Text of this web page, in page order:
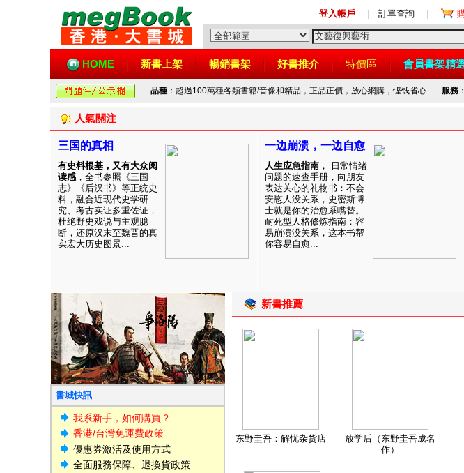
登入帳戶 訂單查詢
HOME 新書上架 暢銷書架 好書推介 特價區 會員書架精
品種 ：超過100萬種各類書籍/音像和精品，正品正價，放心網購，悭钱省心 服務
人氣關注
三国的真相
有史料根基，又有大众阅
读感 ，全书参照《三国
志》《后汉书》等正统史
料，融合近现代史学研
究、考古实证多重佐证，
杜绝野史戏说与主观臆
断，还原汉末至魏晋的真
实宏大历史图景...
一边崩溃，一边自愈
人生应急指南 ， 日常情绪
问题的速查手册，向朋友
表达关心的礼物书：不会
安慰人没关系，史密斯博
士就是你的治愈系嘴替。
耐死型人格修炼指南：容
易崩溃没关系，这本书帮
你容易自愈...
書城快訊
我系新手，如何購買？
香港/台灣免運費政策
優惠券激活及使用方式
全面服務保障、退換貨政策
新書推薦
东野圭吾：解忧杂货店
放学后（东野圭吾成名
作）